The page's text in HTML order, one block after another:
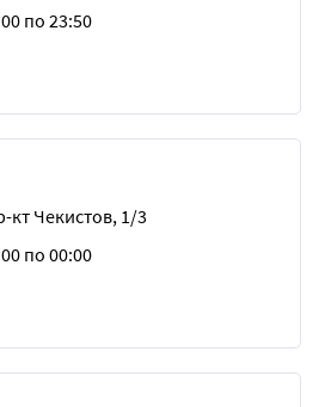
по 23:50
кт Чекистов, 1/3
по 00:00